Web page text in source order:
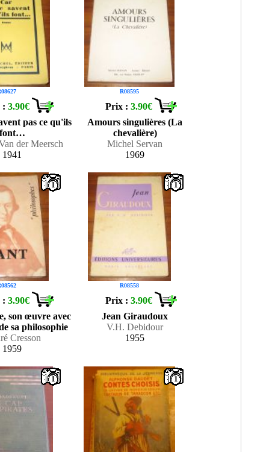
:3.90€
pas ce qu'ils
font…
der Meersch
1941
R08595
Prix :3.90€
Amours singulières (La
chevalière)
Michel Servan
1969
1
:3.90€
son œuvre avec
sa philosophie
Cresson
1959
R08558
1
Prix :3.90€
Jean Giraudoux
V.H. Debidour
1955
1 1